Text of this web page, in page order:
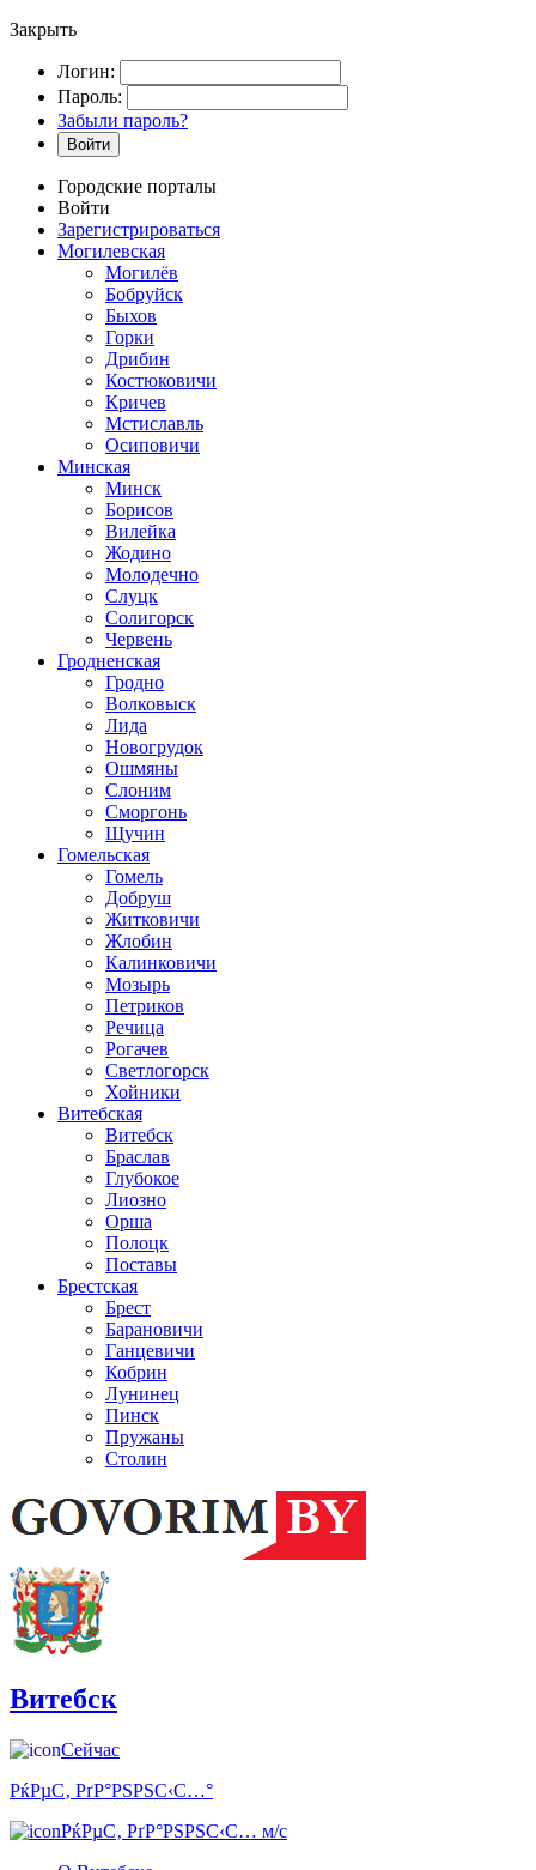
Закрыть
Логин:
Пароль:
Забыли пароль?
Войти
Городские порталы
Войти
Зарегистрироваться
Могилевская
Могилёв
Бобруйск
Быхов
Горки
Дрибин
Костюковичи
Кричев
Мстиславль
Осиповичи
Минская
Минск
Борисов
Вилейка
Жодино
Молодечно
Слуцк
Солигорск
Червень
Гродненская
Гродно
Волковыск
Лида
Новогрудок
Ошмяны
Слоним
Сморгонь
Щучин
Гомельская
Гомель
Добруш
Житковичи
Жлобин
Калинковичи
Мозырь
Петриков
Речица
Рогачев
Светлогорск
Хойники
Витебская
Витебск
Браслав
Глубокое
Лиозно
Орша
Полоцк
Поставы
Брестская
Брест
Барановичи
Ганцевичи
Кобрин
Лунинец
Пинск
Пружаны
Столин
Витебск
Сейчас
РќРµС‚ РґР°РЅРЅС‹С…°
РќРµС‚ РґР°РЅРЅС‹С… м/с